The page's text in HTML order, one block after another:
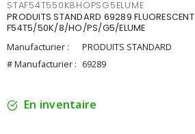
STAF54T550K8HOPSG5ELUME
PRODUITS STANDARD 69289 FLUORESCENT
F54T5/50K/8/HO/PS/G5/ELUME
Manufacturier :
PRODUITS STANDARD
# Manufacturier : 69289
En inventaire